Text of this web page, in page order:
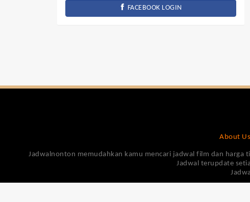
FACEBOOK LOGIN
About Us
Jadwalnonton memudahkan kamu mencari jadwal film dan harga
Jadwal terupdate